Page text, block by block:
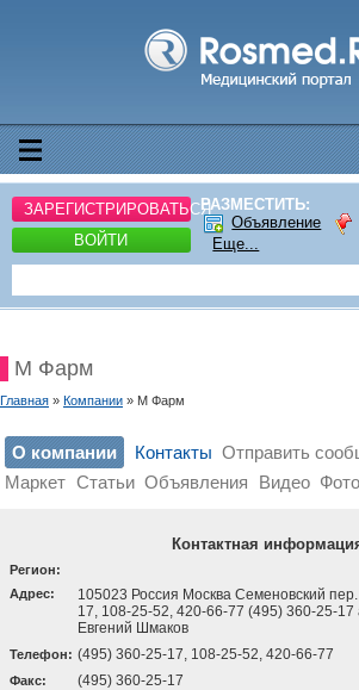
ЗАРЕГИСТРИРОВАТЬСЯ
ВОЙТИ
РАЗМЕСТИТЬ:
Объявление
Еще...
М Фарм
Главная » Компании » М Фарм
О компании Контакты Отправить
Маркет Статьи Объявления Видео Фото
Контактная
Регион:
Адрес:
105023 Россия Москва Семеновский
17, 108-25-52, 420-66-77 (495) 360-25-17
Евгений Шмаков
Телефон: (495) 360-25-17, 108-25-52, 420-66-77
Факс: (495) 360-25-17